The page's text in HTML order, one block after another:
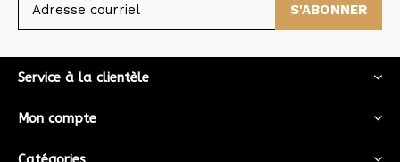
S'ABONNER
Service à la clientèle
Mon compte